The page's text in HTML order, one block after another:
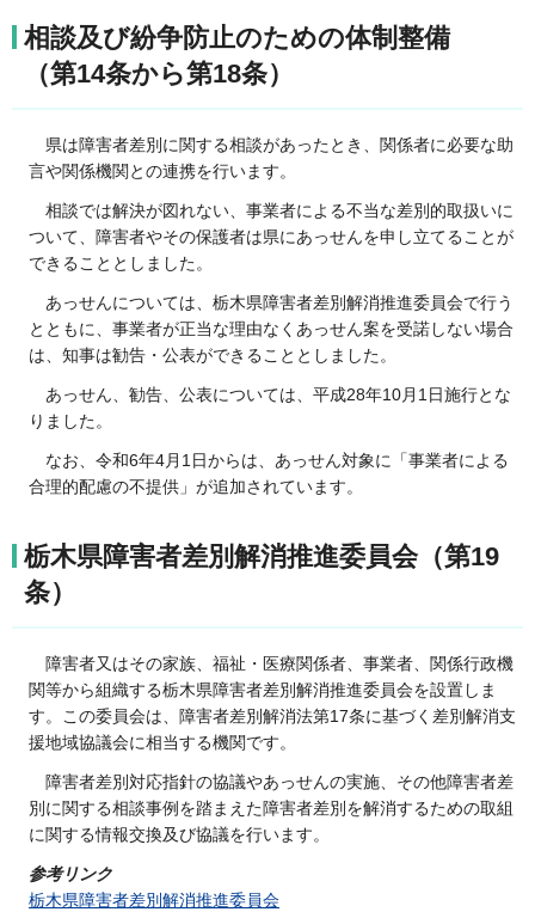
相談及び紛争防止のための体制整備
（第14条から第18条）
県は障害者差別に関する相談があったとき、関係者に必要な助
言や関係機関との連携を行います。
相談では解決が図れない、事業者による不当な差別的取扱いに
ついて、障害者やその保護者は県にあっせんを申し立てることが
できることとしました。
あっせんについては、 栃木県障害者差別解消推進委員会で行う
とともに、事業者が正当な理由なくあっせん案を受諾しない場合
は、知事は勧告・公表ができることとしました。
あっせん、 勧告、公表については、平成28年10月1日施行とな
りました。
なお、令和6年4月1日からは、あっせん対象に「事業者による
合理的配慮の不提供」が追加されています。
栃木県障害者差別解消推進委員会（第19
条）
障害者又はその家族、福祉・医療関係者、事業者、関係行政機
関等から組織する栃木県障害者差別解消推進委員会を設置しま
す。この委員会は、障害者差別解消法第17条に基づく差別解消支
援地域協議会に相当する機関です。
障害者差別対応指針の協議やあっせんの実施、その他障害者差
別に関する相談事例を踏まえた障害者差別を解消するための取組
に関する情報交換及び協議を行います。
参考リンク
栃木県障害者差別解消推進委員会